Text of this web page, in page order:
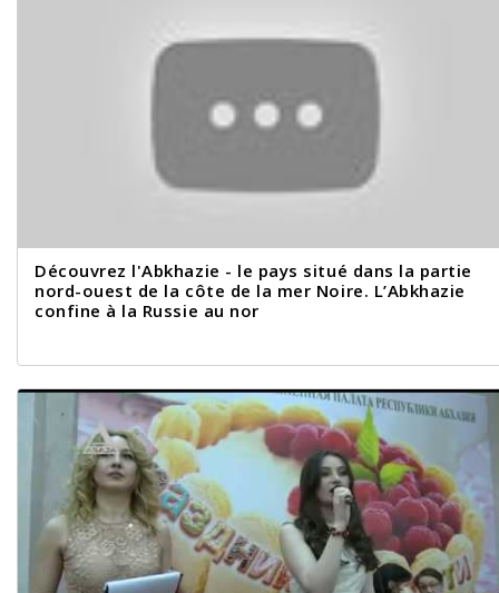
Découvrez l'Abkhazie - le pays situé dans la partie
nord-ouest de la côte de la mer Noire. L’Abkhazie
confine à la Russie au nor